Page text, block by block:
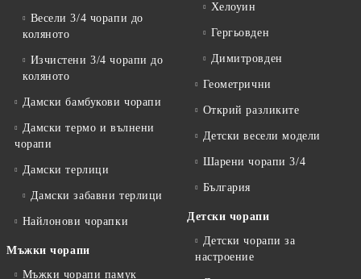
Весели 3/4 чорапи до
коляното
Изчистени 3/4 чорапи до
коляното
Дамски бамбукови чорапи
Дамски термо и вълнени
чорапи
Дамски терлици
Дамски забавни терлици
Найлонови чорапки
Мъжки чорапи
Мъжки чорапи памук
Хелоуин
Гергьовден
Димитровден
Геометрични
Открий разликите
Детски весели модели
Шарени чорапи 3/4
България
Детски чорапи
Детски чорапи за
настроение